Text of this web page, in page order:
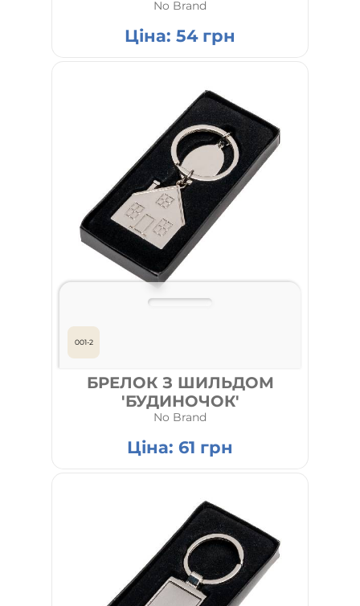
No Brand
Ціна: 54 грн
001-2
БРЕЛОК З ШИЛЬДОМ
'БУДИНОЧОК'
No Brand
Ціна: 61 грн